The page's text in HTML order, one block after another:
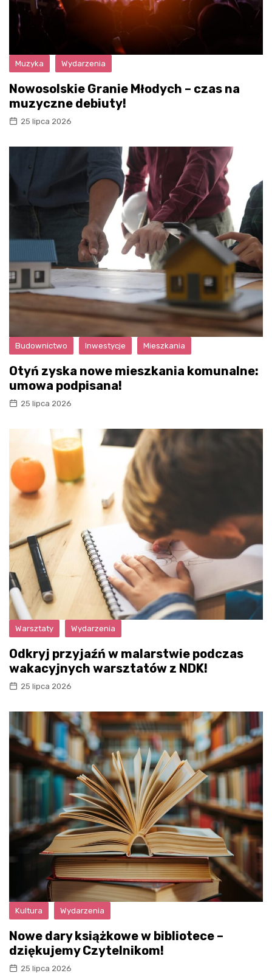
Muzyka Wydarzenia
Nowosolskie Granie Młodych – czas na
muzyczne debiuty!
25 lipca 2026
Budownictwo Inwestycje Mieszkania
Otyń zyska nowe mieszkania komunalne:
umowa podpisana!
25 lipca 2026
Warsztaty Wydarzenia
Odkryj przyjaźń w malarstwie podczas
wakacyjnych warsztatów z NDK!
25 lipca 2026
Kultura Wydarzenia
Nowe dary książkowe w bibliotece –
dziękujemy Czytelnikom!
25 lipca 2026